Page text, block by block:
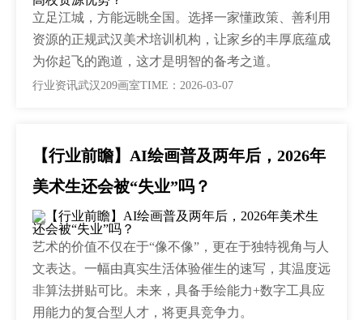
立足江城，方能远眺全国。选择一家懂政策、善利用
资源的正规武汉美术培训机构，让家乡的丰厚底蕴成
为你起飞的跑道，这才是明智的备考之道。
行业资讯武汉209画室TIME：2026-03-07
【行业前瞻】AI绘画普及两年后，2026年
美术生还会被“失业”吗？
艺术的价值不仅在于“像不像”，更在于独特视角与人
文表达。一幅由真实生活体验催生的速写，其温度远
非算法拼贴可比。未来，具备手绘能力+数字工具应
用能力的复合型人才，将更具竞争力。